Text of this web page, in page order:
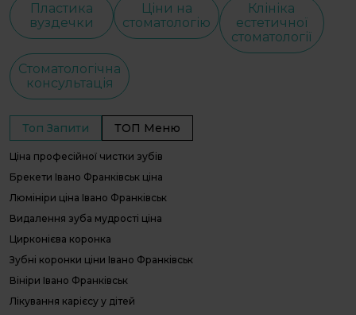
Пластика
вуздечки
Ціни на
стоматологію
Клініка
естетичної
стоматології
Стоматологічна
консультація
Топ Запити ТОП Меню
Ціна професійної чистки зубів
Брекети Івано Франківськ ціна
Люмініри ціна Івано Франківськ
Видалення зуба мудрості ціна
Цирконієва коронка
Зубні коронки ціни Івано Франківськ
Вініри Івано Франківськ
Лікування карієсу у дітей